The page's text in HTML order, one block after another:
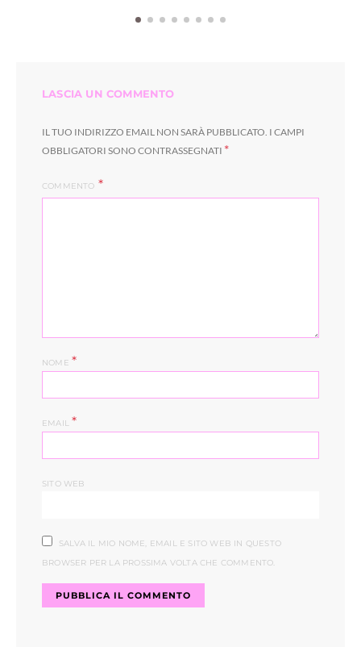
LASCIA UN COMMENTO
IL TUO INDIRIZZO EMAIL NON SARÀ PUBBLICATO. I CAMPI
OBBLIGATORI SONO CONTRASSEGNATI *
COMMENTO
NOME *
EMAIL*
SITO WEB
SALVA IL MIO NOME, EMAIL E SITO WEB IN QUESTO
BROWSER PER LA PROSSIMA VOLTA CHE COMMENTO.